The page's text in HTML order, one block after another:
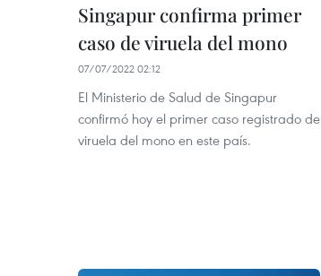
Singapur confirma primer
caso de viruela del mono
07/07/2022 02:12
El Ministerio de Salud de Singapur
confirmó hoy el primer caso registrado de
viruela del mono en este país.